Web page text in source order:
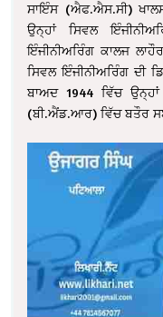
ਸਾਇੰਸ (ਐਫ.ਐਸ.ਸੀ)
ਉਨ੍ਹਾਂ ਸਿਵਲ
ਇੰਜੀਨੀਅਰਿੰਗ ਕਾਲਜ
ਸਿਵਲ ਇੰਜੀਨੀਅਰਿੰਗ ਦੀ
ਬਾਅਦ 1944 ਵਿੱਚ
(ਬੀ.ਐਂਡ.ਆਰ) ਵਿੱਚ ਬਤੌਰ